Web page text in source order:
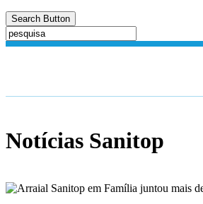
Search Button
Notícias Sanitop